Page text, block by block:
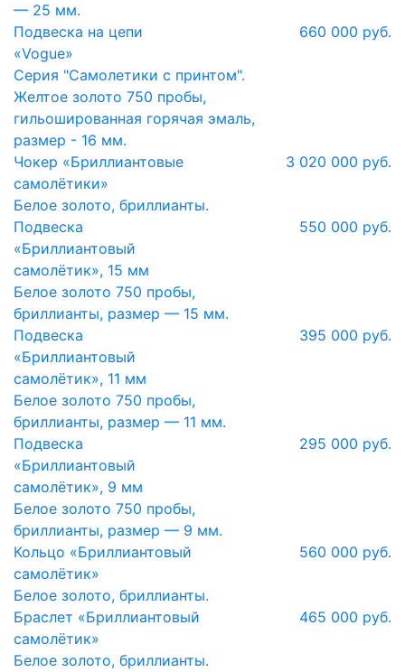
— 25 мм.
Подвеска на цепи
«Vogue»
660 000 руб.
Серия "Самолетики с принтом".
Желтое золото 750 пробы,
гильошированная горячая эмаль,
размер - 16 мм.
Чокер «Бриллиантовые
самолётики»
3 020 000 руб.
Белое золото, бриллианты.
Подвеска
«Бриллиантовый
самолётик», 15 мм
550 000 руб.
Белое золото 750 пробы,
бриллианты, размер — 15 мм.
Подвеска
«Бриллиантовый
самолётик», 11 мм
395 000 руб.
Белое золото 750 пробы,
бриллианты, размер — 11 мм.
Подвеска
«Бриллиантовый
самолётик», 9 мм
295 000 руб.
Белое золото 750 пробы,
бриллианты, размер — 9 мм.
Кольцо «Бриллиантовый
самолётик»
560 000 руб.
Белое золото, бриллианты.
Браслет «Бриллиантовый
самолётик»
465 000 руб.
Белое золото, бриллианты.